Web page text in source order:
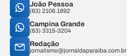
João Pessoa
(83) 2106.1892
Campina Grande
(83) 3315-3204
Redação
jornalismo@jornaldaparaiba.com.br